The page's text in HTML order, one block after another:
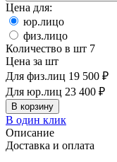
Цена для:
юр.лицо
физ.лицо
Количество в шт 7
Цена за шт
Для физ.лиц 19 500 ₽
Для юр.лиц 23 400 ₽
В корзину
В один клик
Описание
Доставка и оплата